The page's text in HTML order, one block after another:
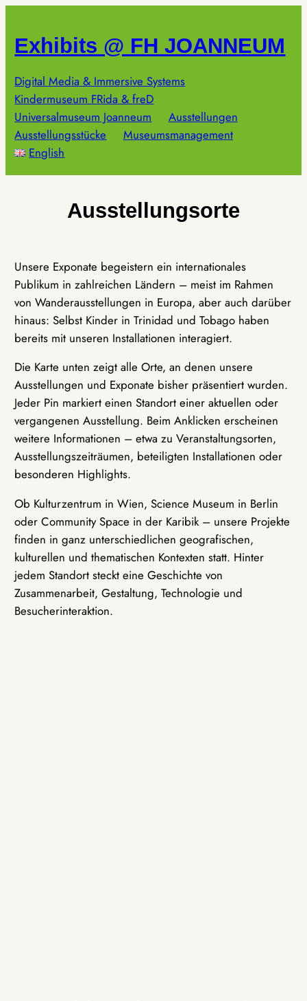
springen
Exhibits @ FH JOANNEUM
Digital Media & Immersive Systems
Kindermuseum FRida & freD
Universalmuseum Joanneum
Ausstellungen
Ausstellungsstücke
Museumsmanagement
English
Ausstellungsorte
Unsere Exponate begeistern ein internationales
Publikum in zahlreichen Ländern – meist im Rahmen
von Wanderausstellungen in Europa, aber auch darüber
hinaus: Selbst Kinder in Trinidad und Tobago haben
bereits mit unseren Installationen interagiert.
Die Karte unten zeigt alle Orte, an denen unsere
Ausstellungen und Exponate bisher präsentiert wurden.
Jeder Pin markiert einen Standort einer aktuellen oder
vergangenen Ausstellung. Beim Anklicken erscheinen
weitere Informationen – etwa zu Veranstaltungsorten,
Ausstellungszeiträumen, beteiligten Installationen oder
besonderen Highlights.
Ob Kulturzentrum in Wien, Science Museum in Berlin
oder Community Space in der Karibik – unsere Projekte
finden in ganz unterschiedlichen geografischen,
kulturellen und thematischen Kontexten statt. Hinter
jedem Standort steckt eine Geschichte von
Zusammenarbeit, Gestaltung, Technologie und
Besucherinteraktion.